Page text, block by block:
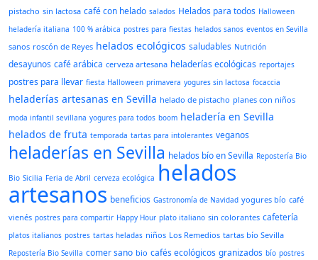
pistacho sin lactosa café con helado salados Helados para todos Halloween
heladería italiana 100 % arábica postres para fiestas helados sanos eventos en Sevilla
sanos roscón de Reyes helados ecológicos saludables Nutrición
desayunos café arábica cerveza artesana heladerías ecológicas reportajes
postres para llevar fiesta Halloween primavera yogures sin lactosa focaccia
heladerías artesanas en Sevilla helado de pistacho planes con niños
moda infantil sevillana yogures para todos boom heladería en Sevilla
helados de fruta temporada tartas para intolerantes veganos
heladerías en Sevilla helados bío en Sevilla Repostería Bio
Bio Sicilia Feria de Abril cerveza ecológica helados
artesanos beneficios Gastronomía de Navidad yogures bío café
vienés postres para compartir Happy Hour plato italiano sin colorantes cafetería
platos italianos postres tartas heladas niños Los Remedios tartas bío Sevilla
Repostería Bio Sevilla comer sano bio cafés ecológicos granizados bío postres